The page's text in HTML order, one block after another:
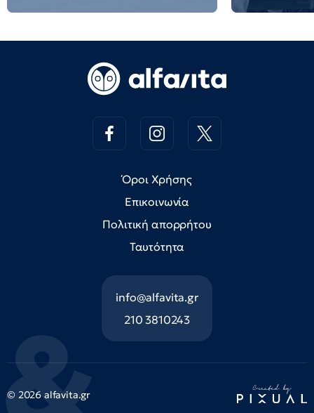
Όροι Χρήσης
Επικοινωνία
Πολιτική απορρήτου
Ταυτότητα
info@alfavita.gr
210 3810243
© 2026 alfavita.gr